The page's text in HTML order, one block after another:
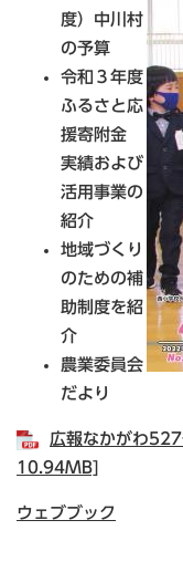
度）中川村
の予算
令和３年度
ふるさと応
援寄附金
実績および
活用事業の
紹介
地域づくり
のための補
助制度を紹
介
農業委員会
だより
広報なかがわ
10.94MB]
ウェブブック